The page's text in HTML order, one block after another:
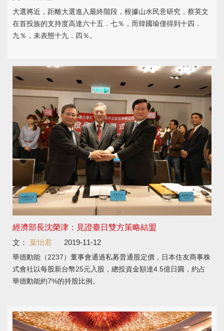
大選將近，距離大選進入最終階段，根據山水民意研究，蔡英文
在首投族的支持度高達六十五．七％，而韓國瑜僅得到十四．
九％，未表態十九．四％。
經濟部長沈榮津：見證臺日雙方策略結盟
文： 葉怡君 2019-11-12
華德動能（2237）董事會通過私募普通股定價，日本住友商事株
式會社以每股新台幣25元入股，總投資金額達4.5億日圓，約占
華德動能約7%的持股比例。